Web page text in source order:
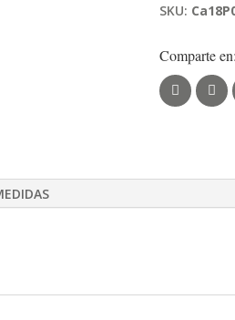
SKU:
Comparte en: